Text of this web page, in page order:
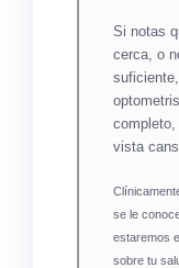
Si notas
cerca, o
completo,
vista
se le
estaremos
sobre tu